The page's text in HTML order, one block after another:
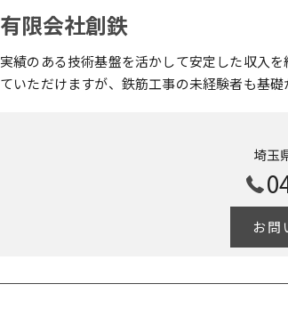
有限会社創鉄
実績のある技術基盤を活かして安定した収入
ていただけますが、鉄筋工事の未経験者も基礎
埼玉
お問